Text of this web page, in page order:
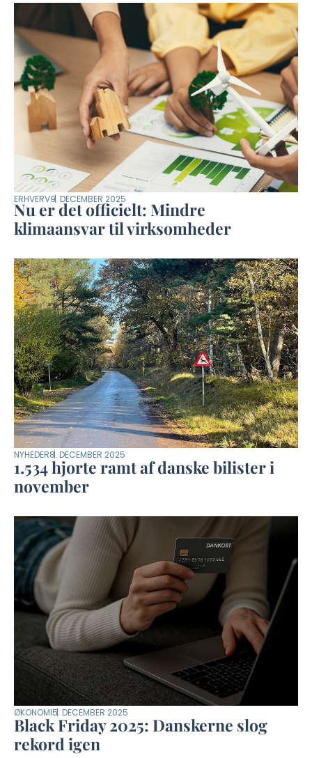
ERHVERV9. DECEMBER 2025
Nu er det officielt: Mindre
klimaansvar til virksomheder
NYHEDER8. DECEMBER 2025
1.534 hjorte ramt af danske bilister i
november
ØKONOMI5. DECEMBER 2025
Black Friday 2025: Danskerne slog
rekord igen